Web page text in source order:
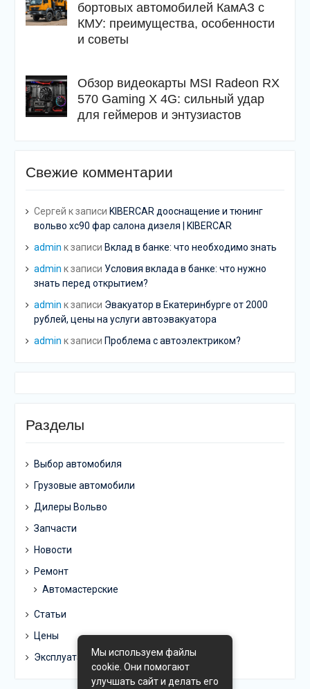
бортовых автомобилей КамАЗ с
КМУ: преимущества, особенности
и советы
Обзор видеокарты MSI Radeon RX
570 Gaming X 4G: сильный удар
для геймеров и энтузиастов
Свежие комментарии
Сергей к записи KIBERCAR дооснащение и тюнинг
вольво хс90 фар салона дизеля | KIBERCAR
admin к записи Вклад в банке: что необходимо знать
admin к записи Условия вклада в банке: что нужно
знать перед открытием?
admin к записи Эвакуатор в Екатеринбурге от 2000
рублей, цены на услуги автоэвакуатора
admin к записи Проблема с автоэлектриком?
Разделы
Выбор автомобиля
Грузовые автомобили
Дилеры Вольво
Запчасти
Новости
Ремонт
Автомастерские
Статьи
Цены
ЭксплуатацияМы используем файлы
cookie. Они помогают
улучшать сайт и делать его